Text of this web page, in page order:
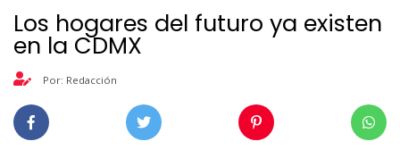
Los hogares del futuro ya existen
en la CDMX
Por: Redacción